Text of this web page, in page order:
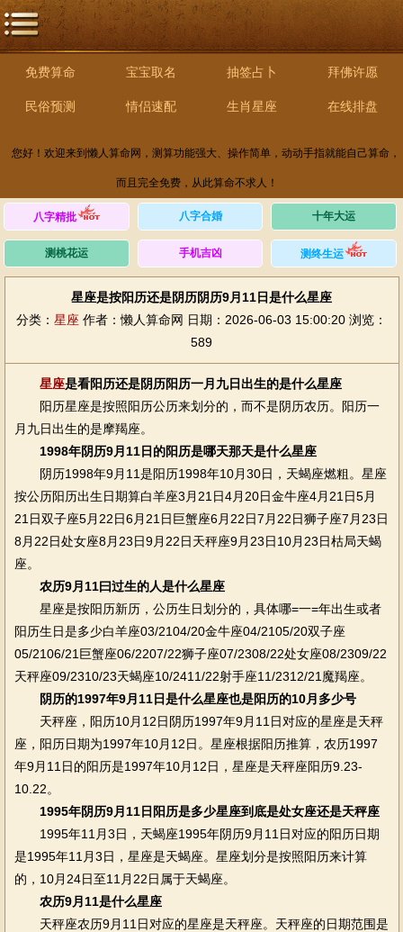
免费算命 宝宝取名 抽签占卜 拜佛许愿
民俗预测 情侣速配 生肖星座 在线排盘
您好！欢迎来到懒人算命网，测算功能强大、操作简单，动动手指就能自己算命，
而且完全免费，从此算命不求人！
八字精批 八字合婚 十年大运
测桃花运 手机吉凶 测终生运
星座是按阳历还是阴历阴历9月11日是什么星座
分类： 星座 作者：懒人算命网 日期：2026-06-03 15:00:20 浏览：
589
星座是看阳历还是阴历阳历一月九日出生的是什么星座
阳历星座是按照阳历公历来划分的，而不是阴历农历。阳历一
月九日出生的是摩羯座。
1998年阴历9月11日的阳历是哪天那天是什么星座
阴历1998年9月11是阳历1998年10月30日，天蝎座燃粗。星座
按公历阳历出生日期算白羊座3月21日4月20日金牛座4月21日5月
21日双子座5月22日6月21日巨蟹座6月22日7月22日狮子座7月23日
8月22日处女座8月23日9月22日天秤座9月23日10月23日枯局天蝎
座。
农历9月11曰过生的人是什么星座
星座是按阳历新历，公历生日划分的，具体哪=一=年出生或者
阳历生日是多少白羊座03/2104/20金牛座04/2105/20双子座
05/2106/21巨蟹座06/2207/22狮子座07/2308/22处女座08/2309/22
天秤座09/2310/23天蝎座10/2411/22射手座11/2312/21魔羯座。
阴历的1997年9月11日是什么星座也是阳历的10月多少号
天秤座，阳历10月12日阴历1997年9月11日对应的星座是天秤
座，阳历日期为1997年10月12日。星座根据阳历推算，农历1997
年9月11日的阳历是1997年10月12日，星座是天秤座阳历9.23-
10.22。
1995年阴历9月11日阳历是多少星座到底是处女座还是天秤座
1995年11月3日，天蝎座1995年阴历9月11日对应的阳历日期
是1995年11月3日，星座是天蝎座。星座划分是按照阳历来计算
的，10月24日至11月22日属于天蝎座。
农历9月11是什么星座
天秤座农历9月11日对应的星座是天秤座。天秤座的日期范围是